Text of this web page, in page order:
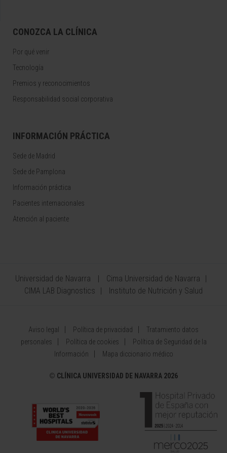
CONOZCA LA CLÍNICA
Por qué venir
Tecnología
Premios y reconocimientos
Responsabilidad social corporativa
INFORMACIÓN PRÁCTICA
Sede de Madrid
Sede de Pamplona
Información práctica
Pacientes internacionales
Atención al paciente
Universidad de Navarra
Cima Universidad de Navarra
CIMA LAB Diagnostics
Instituto de Nutrición y Salud
Aviso legal Política de privacidad
Tratamiento datos
personales
Política de cookies
Política de Seguridad de la
Información
Mapa diccionario médico
© CLÍNICA UNIVERSIDAD DE NAVARRA 2026